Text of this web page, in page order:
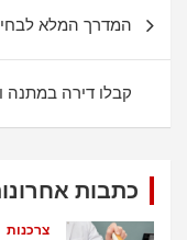
o
o
k
A
p
p
המדרך המלא
קבלו דירה במתנה
כתבות
צרכנות